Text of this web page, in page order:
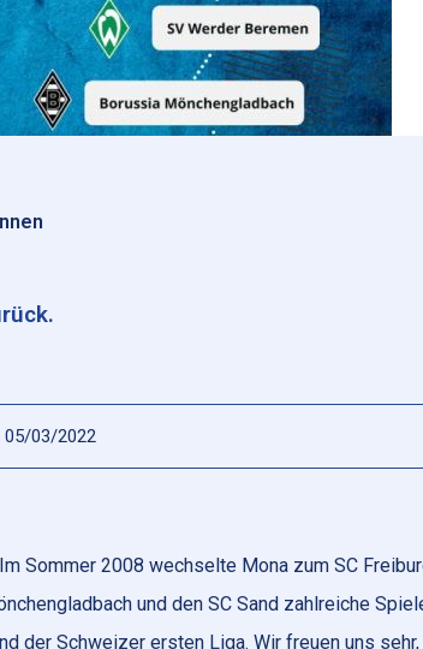
05/03/2022
Sommer 2008 wechselte Mona zum SC
und den SC Sand zahlreiche
der Schweizer ersten Liga. Wir freuen uns